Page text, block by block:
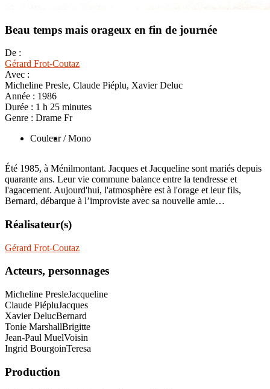
Beau temps mais orageux en fin de journée
De :
Gérard Frot-Coutaz
Avec :
Micheline Presle, Claude Piéplu, Xavier Deluc
Année : 1986
Durée : 1 h 25 minutes
Genre : Drame Fr
Couleur / Mono
Été 1985, à Ménilmontant. Jacques et Jacqueline sont mariés depuis
quarante ans. Leur vie commune balance entre la tendresse et
l'agacement. Aujourd'hui, l'atmosphère est à l'orage et leur fils,
Bernard, débarque à l’improviste avec sa nouvelle amie…
Réalisateur(s)
Gérard Frot-Coutaz
Acteurs, personnages
Micheline PresleJacqueline
Claude PiépluJacques
Xavier DelucBernard
Tonie MarshallBrigitte
Jean-Paul MuelVoisin
Ingrid BourgoinTeresa
Production